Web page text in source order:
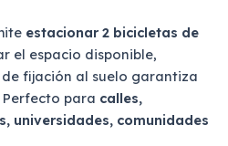
estacionar 2 bicicletas de
el espacio disponible,
fijación al suelo garantiza
para calles,
universidades, comunidades